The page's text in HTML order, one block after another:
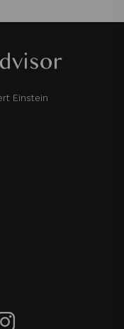
Einstein